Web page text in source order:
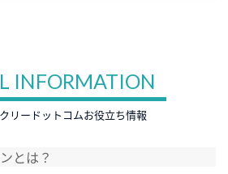
INFORMATION
リードットコムお役立ち情報
とは？